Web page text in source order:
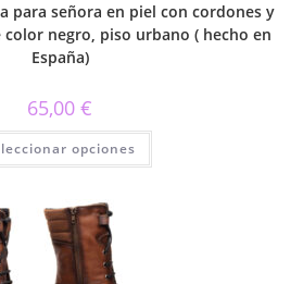
para señora en piel con cordones y
negro, piso urbano ( hecho en
España)
65,00 €
opciones
Este
tiene